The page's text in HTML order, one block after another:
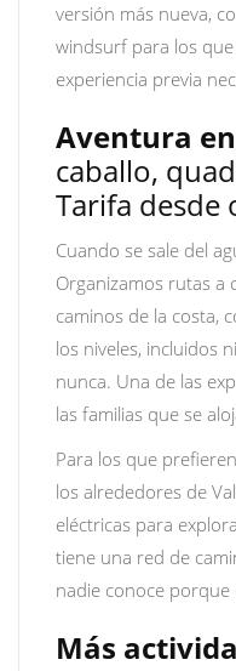
versión más nueva,
windsurf para los
experiencia previa
Aventura
caballo,
Tarifa desde
Cuando se sale del
Organizamos rutas a
caminos de la costa,
los niveles, incluidos
nunca. Una de las
las familias que se
Para los que
los alrededores de
eléctricas para
tiene una red de
nadie conoce porque
Más